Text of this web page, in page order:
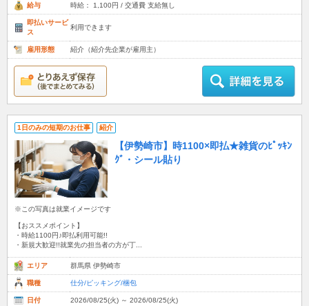
給与 時給： 1,100円 / 交通費 支給無し
即払いサービ
ス
利用できます
雇用形態 紹介（紹介先企業が雇用主）
1日のみの短期のお仕事 紹介
【伊勢崎市】時1100×即払★雑貨のﾋﾟｯｷﾝ
ｸﾞ・シール貼り
※この写真は就業イメージです
【おススメポイント】
・時給1100円♪即払利用可能!!
・新規大歓迎!!就業先の担当者の方が丁...
エリア 群馬県 伊勢崎市
職種 仕分/ピッキング/梱包
日付 2026/08/25(火) ～ 2026/08/25(火)